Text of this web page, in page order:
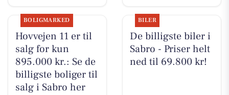
BOLIGMARKED
Hovvejen 11 er til
salg for kun
895.000 kr.: Se de
billigste boliger til
salg i Sabro her
BILER
De billigste biler i
Sabro - Priser helt
ned til 69.800 kr!